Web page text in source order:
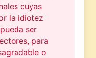
cuyas
la idiotez
ser
para
o